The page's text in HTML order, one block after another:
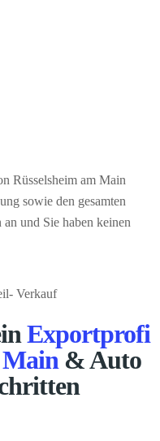
Rüsselsheim am Main
sowie den gesamten
und Sie haben keinen
Exportprofi
Main & Auto